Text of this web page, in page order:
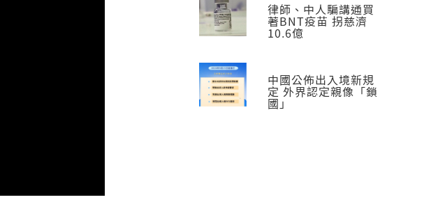
律師、中人騙講通買
著BNT疫苗 拐慈濟
10.6億
中國公佈出入境新規
定 外界認定親像「鎖
國」